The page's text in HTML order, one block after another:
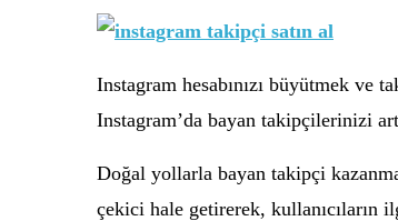
Instagram hesabınızı büyütmek ve
Instagram’da bayan takipçilerinizi
Doğal yollarla bayan takipçi
çekici hale getirerek,